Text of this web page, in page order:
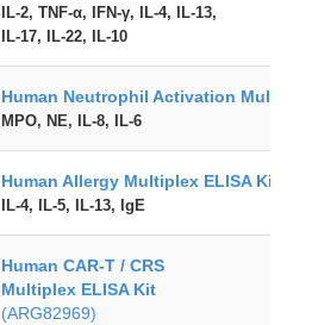
IL-2, TNF-α, IFN-γ, IL-4, IL-13,
IL-17, IL-22, IL-10
Human Neutrophil Activation
MPO, NE, IL-8, IL-6
Human Allergy Multiplex ELISA Kit
IL-4, IL-5, IL-13, IgE
Human CAR-T / CRS
Multiplex ELISA Kit
(ARG82969)